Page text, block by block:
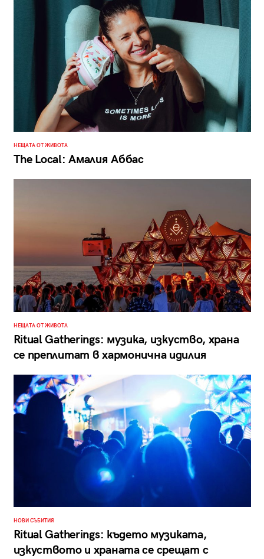
НЕЩАТА ОТ ЖИВОТА
The Local: Амалия Аббас
НЕЩАТА ОТ ЖИВОТА
Ritual Gatherings: музика, изкуство, храна
се преплитат в хармонична идилия
НОВИ СЪБИТИЯ
Ritual Gatherings: където музиката,
изкуството и храната се срещат с